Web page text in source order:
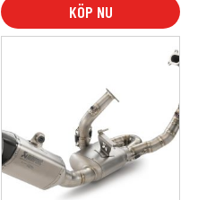
KÖP NU